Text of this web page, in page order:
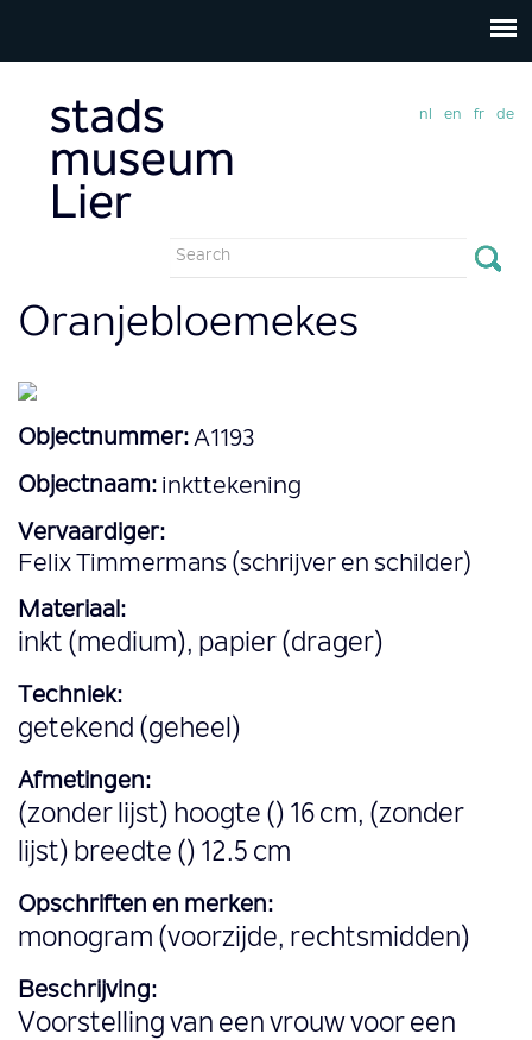
Search
form
nl en fr de
Oranjebloemekes
Objectnummer: A1193
Objectnaam: inkttekening
Vervaardiger:
Felix Timmermans (schrijver en schilder)
Materiaal:
inkt (medium), papier (drager)
Techniek:
getekend (geheel)
Afmetingen:
(zonder lijst) hoogte () 16 cm, (zonder
lijst) breedte () 12.5 cm
Opschriften en merken:
monogram (voorzijde, rechtsmidden)
Beschrijving:
Voorstelling van een vrouw voor een